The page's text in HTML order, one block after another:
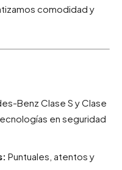
comodidad y
Benz Clase S y Clase
en seguridad
Puntuales, atentos y